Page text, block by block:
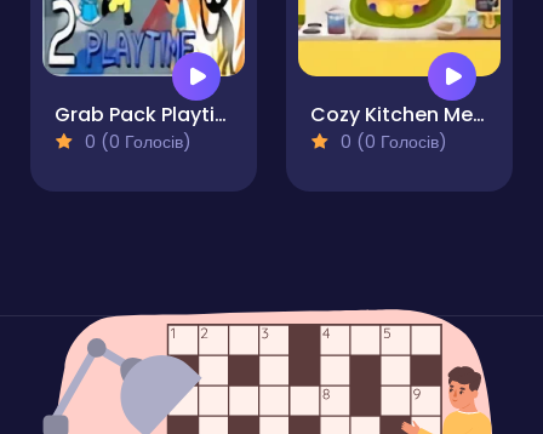
Grab Pack Playtime 2 Pro
0 (0 Голосів)
Cozy Kitchen Merge
0 (0 Голосів)